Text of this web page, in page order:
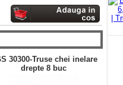
30300-Truse chei inelare
drepte 8 buc